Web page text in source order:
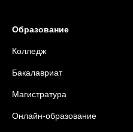
Образование
Колледж
Бакалавриат
Магистратура
Онлайн-образование